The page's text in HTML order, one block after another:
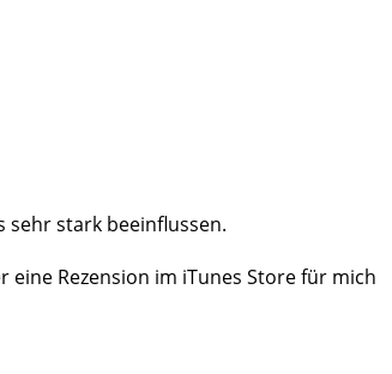
sehr stark beeinflussen.
Rezension im iTunes Store für mich